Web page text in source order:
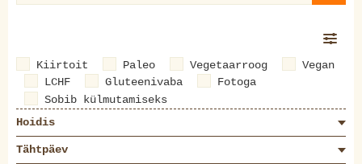
Kiirtoit Paleo Vegetaarroog
Vegan
LCHF
Gluteenivaba
Fotoga
Sobib külmutamiseks
Hoidis
Tähtpäev